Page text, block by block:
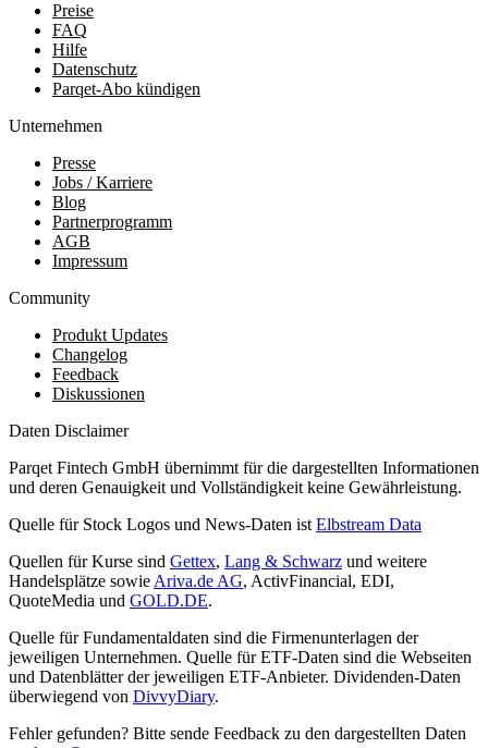
Preise
FAQ
Hilfe
Datenschutz
Parqet-Abo kündigen
Unternehmen
Presse
Jobs / Karriere
Blog
Partnerprogramm
AGB
Impressum
Community
Produkt Updates
Changelog
Feedback
Diskussionen
Daten Disclaimer
Parqet Fintech GmbH übernimmt für die dargestellten Informationen
und deren Genauigkeit und Vollständigkeit keine Gewährleistung.
Quelle für Stock Logos und News-Daten ist Elbstream Data
Quellen für Kurse sind Gettex, Lang & Schwarz und weitere
Handelsplätze sowie Ariva.de AG, ActivFinancial, EDI,
QuoteMedia und GOLD.DE.
Quelle für Fundamentaldaten sind die Firmenunterlagen der
jeweiligen Unternehmen. Quelle für ETF-Daten sind die Webseiten
und Datenblätter der jeweiligen ETF-Anbieter. Dividenden-Daten
überwiegend von DivvyDiary.
Fehler gefunden? Bitte sende Feedback zu den dargestellten Daten